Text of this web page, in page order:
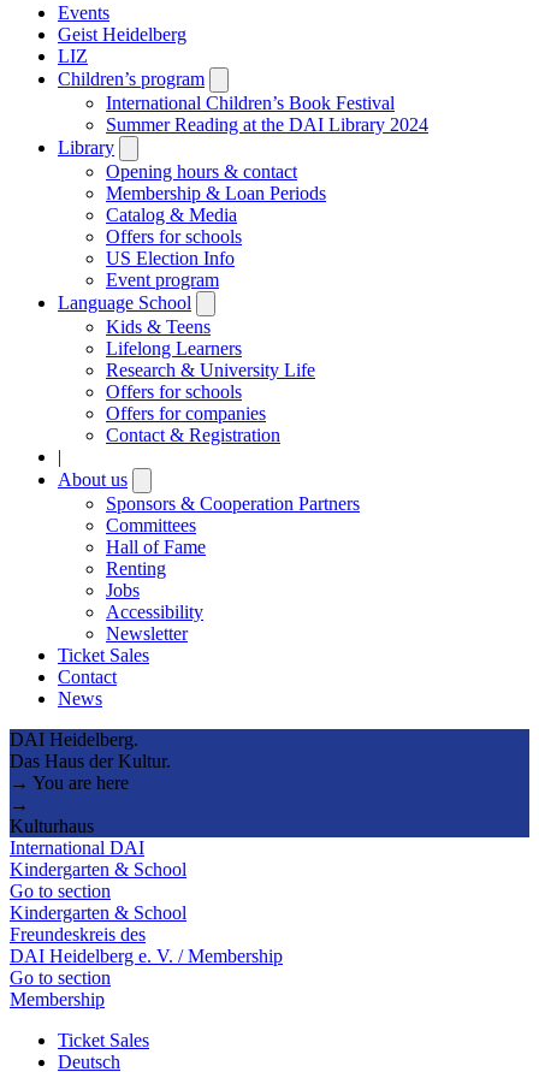
Events
Geist Heidelberg
LIZ
Children’s program
submenu
International Children’s Book Festival
Summer Reading at the DAI Library 2024
Library
submenu
Opening hours & contact
Membership & Loan Periods
Catalog & Media
Offers for schools
US Election Info
Event program
Language School
submenu
Kids & Teens
Lifelong Learners
Research & University Life
Offers for schools
Offers for companies
Contact & Registration
|
About us
submenu
Sponsors & Cooperation Partners
Committees
Hall of Fame
Renting
Jobs
Accessibility
Newsletter
Ticket Sales
Contact
News
DAI Heidelberg.
Das Haus der Kultur.
→ You are here
→
Kulturhaus
International DAI
Kindergarten & School
Go to section
Kindergarten & School
Freundeskreis des
DAI Heidelberg e. V. / Membership
Go to section
Membership
Ticket Sales
Deutsch